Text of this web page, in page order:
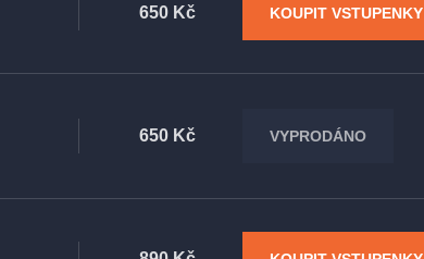
650 Kč KOUPIT VSTUPENKY
650 Kč VYPRODÁNO